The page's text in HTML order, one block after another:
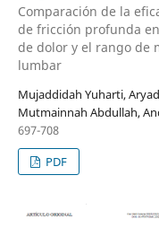
Comparación de la
de fricción profunda
de dolor y el rango de
lumbar
Mujaddidah Yuharti,
Mutmainnah Abdullah,
697-708
PDF